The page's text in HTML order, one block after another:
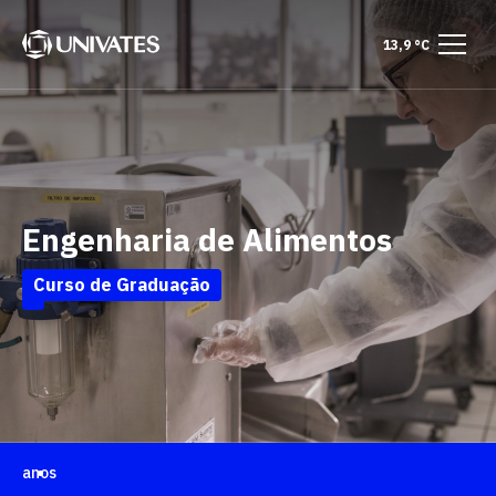
13,9 °C
Engenharia de Alimentos
Curso de Graduação
anos